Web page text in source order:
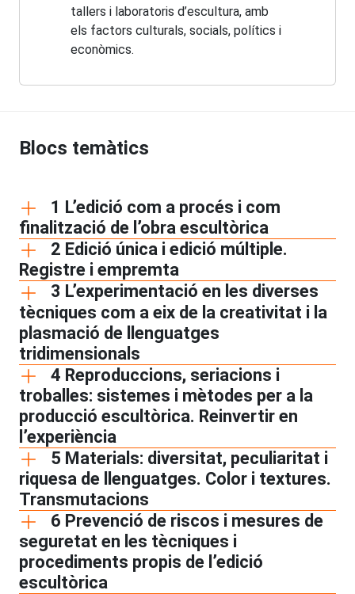
tallers i laboratoris d’escultura, amb
els factors culturals, socials, polítics i
econòmics.
Blocs temàtics
1 L’edició com a procés i com
finalització de l’obra escultòrica
2 Edició única i edició múltiple.
Registre i empremta
3 L’experimentació en les diverses
tècniques com a eix de la creativitat i la
plasmació de llenguatges
tridimensionals
4 Reproduccions, seriacions i
troballes: sistemes i mètodes per a la
producció escultòrica. Reinvertir en
l’experiència
5 Materials: diversitat, peculiaritat i
riquesa de llenguatges. Color i textures.
Transmutacions
6 Prevenció de riscos i mesures de
seguretat en les tècniques i
procediments propis de l’edició
escultòrica